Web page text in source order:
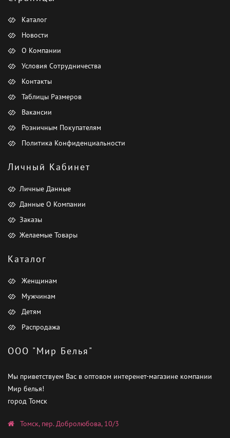
Каталог
Новости
О Компании
Условия Сотрудничества
Контакты
Таблицы Размеров
Вакансии
Розничным Покупателям
Политика Конфиденциальности
Личный Кабинет
Личные Данные
Данные О Компании
Заказы
Желаемые Товары
Каталог
Женщинам
Мужчинам
Детям
Распродажа
ООО "Мир Белья"
Мы приветствуем Вас в оптовом интеренет-магазине компании
Мир белья!
город Томск
Томск, пер. Добролюбова, 10/3